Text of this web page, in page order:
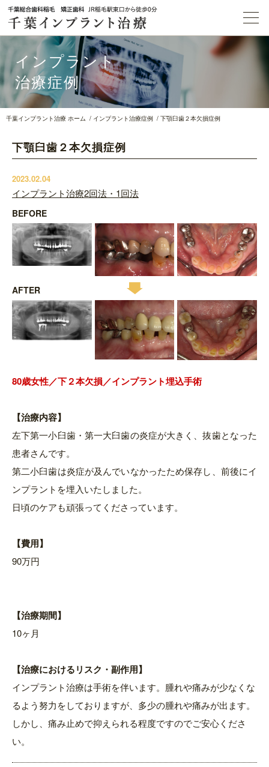
インプラント
治療症例
千葉インプラント治療 ホーム インプラント治療症例 下顎臼歯２本欠損症例
下顎臼歯２本欠損症例
2023.02.04
インプラント治療2回法・1回法
BEFORE
AFTER
80歳女性／下２本欠損／インプラント埋込手術
【治療内容】
左下第一小臼歯・第一大臼歯の炎症が大きく、抜歯となった
患者さんです。
第二小臼歯は炎症が及んでいなかったため保存し、前後にイ
ンプラントを埋入いたしました。
日頃のケアも頑張ってくださっています。
【費用】
90万円
【治療期間】
10ヶ月
【治療におけるリスク・副作用】
インプラント治療は手術を伴います。腫れや痛みが少なくな
るよう努力をしておりますが、多少の腫れや痛みが出ます。
しかし、痛み止めで抑えられる程度ですのでご安心くださ
い。